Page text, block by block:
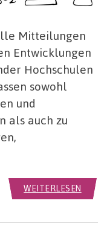
Mitteilungen
Entwicklungen
Hochschulen
sowohl
und
als auch zu
WEITERLESEN